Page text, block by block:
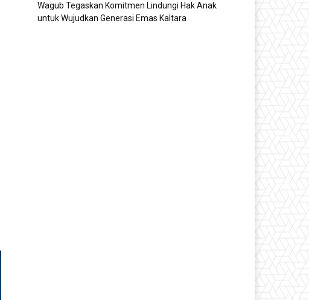
Wagub Tegaskan Komitmen Lindungi Hak Anak
untuk Wujudkan Generasi Emas Kaltara